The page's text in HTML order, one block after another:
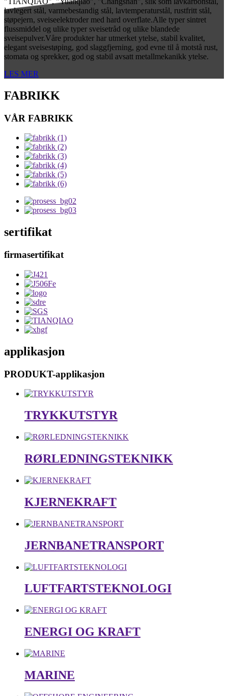
lavlegert stål, varmebestandig stål, lavtemperaturstål, rustfritt stål,
støpejern, sveiseelektroder med hard overflate.Alle typer sintret
flussmiddel og ulike typer sveisetråd og ulike blandede
sveisepulver.Våre produkter har utmerket ytelse, stabil kvalitet,
elegant sveisestøping, god slaggfjerning, god evne til å motstå rust,
stomata og sprekker, god og stabil avsatt metallmekanikk ytelse.
LES MER
FABRIKK
VÅR FABRIKK
sertifikat
firmasertifikat
applikasjon
PRODUKT-applikasjon
TRYKKUTSTYR
RØRLEDNINGSTEKNIKK
KJERNEKRAFT
JERNBANETRANSPORT
LUFTFARTSTEKNOLOGI
ENERGI OG KRAFT
MARINE